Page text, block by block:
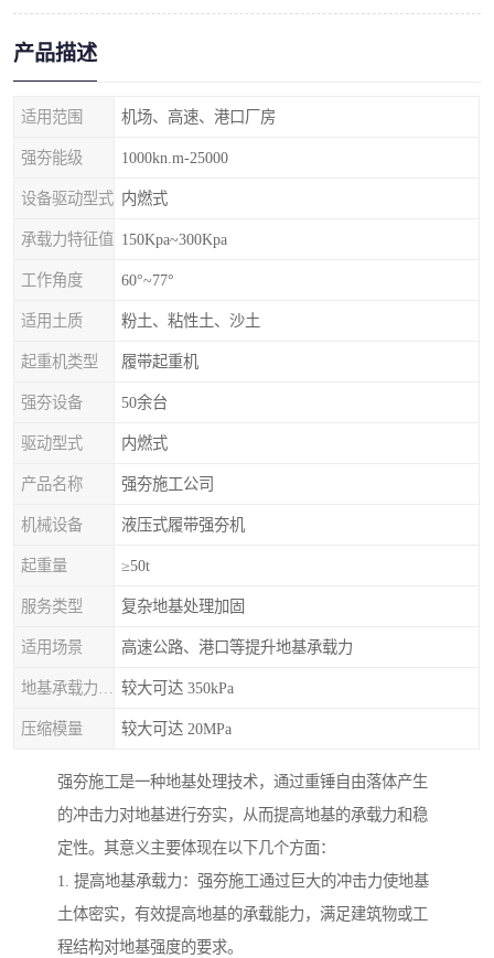
产品描述
适用范围 机场、高速、港口厂房
强夯能级 1000kn.m-25000
设备驱动型式 内燃式
承载力特征值 150Kpa~300Kpa
工作角度 60°~77°
适用土质 粉土、粘性土、沙土
起重机类型 履带起重机
强夯设备 50余台
驱动型式 内燃式
产品名称 强夯施工公司
机械设备 液压式履带强夯机
起重量 ≥50t
服务类型 复杂地基处理加固
适用场景 高速公路、港口等提升地基承载力
较大可达 350kPa
压缩模量 较大可达 20MPa
强夯施工是一种地基处理技术，通过重锤自由落体产生
的冲击力对地基进行夯实，从而提高地基的承载力和稳
定性。其意义主要体现在以下几个方面：
1. 提高地基承载力：强夯施工通过巨大的冲击力使地基
土体密实，有效提高地基的承载能力，满足建筑物或工
程结构对地基强度的要求。